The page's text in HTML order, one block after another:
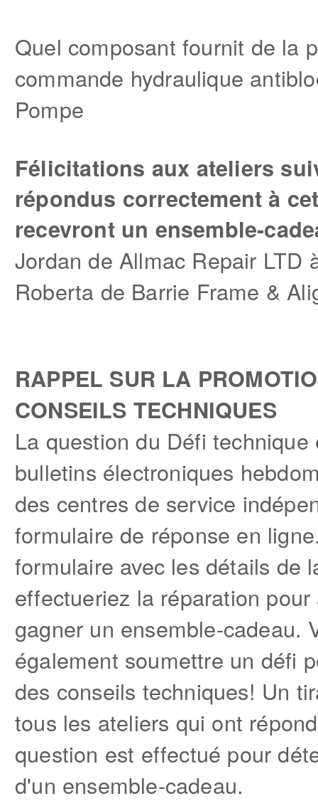
Quel composant fournit de la
commande hydraulique
Pompe
Félicitations aux ateliers
répondus correctement à
recevront un ensemble-
Jordan de Allmac Repair LTD
Roberta de Barrie Frame &
RAPPEL SUR LA
CONSEILS TECHNIQUES
La question du Défi
bulletins électroniques
des centres de service
formulaire de réponse en
formulaire avec les détails de
effectueriez la réparation
gagner un ensemble-cadeau.
également soumettre un défi
des conseils techniques! Un
tous les ateliers qui ont
question est effectué pour
d'un ensemble-cadeau.